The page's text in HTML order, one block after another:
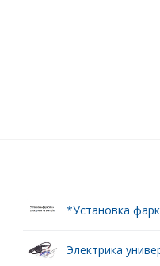
*Установка
Электрика